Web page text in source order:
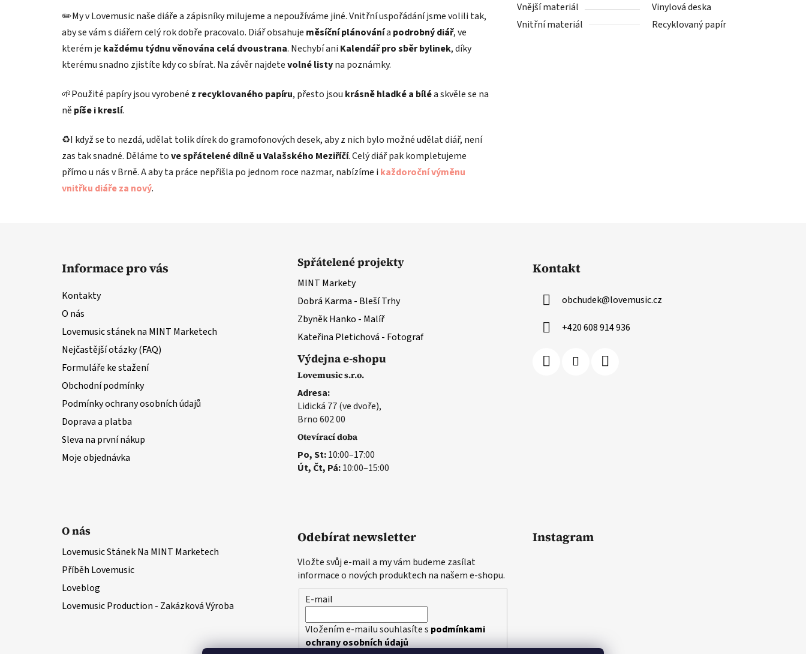
✏️My v Lovemusic naše diáře a zápisníky milujeme a nepoužíváme jiné. Vnitřní uspořádání jsme volili tak,
aby se vám s diářem celý rok dobře pracovalo. Diář obsahuje měsíční plánovánía podrobný diář, ve
kterém je každému týdnu věnována celá dvoustrana. Nechybí ani Kalendář pro sběr bylinek, díky
kterému snadno zjistíte kdy co sbírat. Na závěr najdetevolné listyna poznámky.
🌱Použité papíry jsou vyrobené z recyklovaného papíru, přesto jsou krásně hladké a bíléa skvěle se na
ně píše i kreslí.
♻️I když se to nezdá, udělat tolik dírek do gramofonových desek, aby z nich bylo možné udělat diář, není
zas tak snadné. Děláme tove spřátelené dílně u Valašského Meziříčí. Celý diář pak kompletujeme
přímo u nás v Brně. A aby ta práce nepřišla po jednom roce nazmar, nabízíme i každoroční výměnu
vnitřku diáře za nový.
Vnější materiál
Vinylová deska
Vnitřní materiál
Recyklovaný papír
Informace pro vás
Kontakty
O nás
Lovemusic stánek na MINT Marketech
Nejčastější otázky (FAQ)
Formuláře ke stažení
Obchodní podmínky
Podmínky ochrany osobních údajů
Doprava a platba
Sleva na první nákup
Moje objednávka
Spřátelené projekty
MINT Markety
Dobrá Karma - Bleší Trhy
Zbyněk Hanko - Malíř
Kateřina Pletichová - Fotograf
Výdejna e-shopu
Lovemusic s.r.o.
Adresa:
Lidická 77 (ve dvoře),
Brno 602 00
Otevírací doba
Po, St:10:00–17:00
Út, Čt, Pá:10:00–15:00
Kontakt
obchudek@lovemusic.cz
+420 608 914 936
O nás
Lovemusic Stánek Na MINT Marketech
Příběh Lovemusic
Loveblog
Lovemusic Production - Zakázková Výroba
Odebírat newsletter
Vložte svůj e-mail a my vám budeme zasílat
informace o nových produktech na našem e-shopu.
E-mail
Vložením e-mailu souhlasíte s podmínkami
ochrany osobních údajů
Instagram